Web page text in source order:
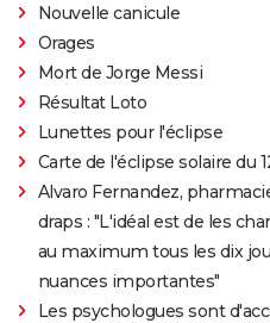
Nouvelle canicule
Orages
Mort de Jorge Messi
Résultat Loto
Lunettes pour l'éclipse
Carte de l'éclipse solaire du
Alvaro Fernandez,
draps : "L'idéal est de les
au maximum tous les dix
nuances importantes"
Les psychologues sont